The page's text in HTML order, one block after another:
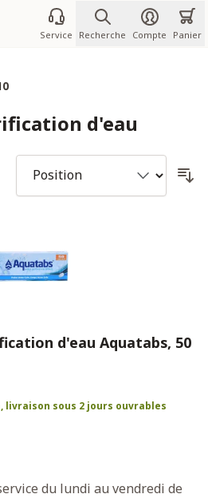
Service Recherche Compte Panier
d'eau
d'eau Aquatabs, 50
livraison sous 2 jours ouvrables
du lundi au vendredi de